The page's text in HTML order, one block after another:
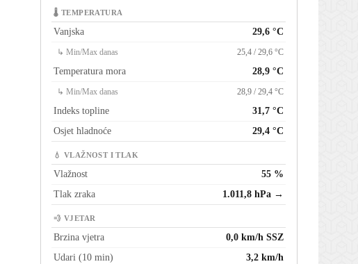
🌡 TEMPERATURA
Vanjska 29,6 °C
↳ Min/Max danas 25,4 / 29,6 °C
Temperatura mora 28,9 °C
↳ Min/Max danas 28,9 / 29,4 °C
Indeks topline
31,7 °C
Osjet hladnoće
29,4 °C
💧 VLAŽNOST I TLAK
Vlažnost
55 %
Tlak zraka
1.011,8 hPa →
💨 VJETAR
Brzina vjetra
0,0 km/h SSZ
Udari (10 min)
3,2 km/h